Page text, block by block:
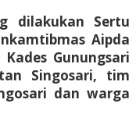
dilakukan Sertu
Aipda
Gunungsari
Singosari, tim
dan warga